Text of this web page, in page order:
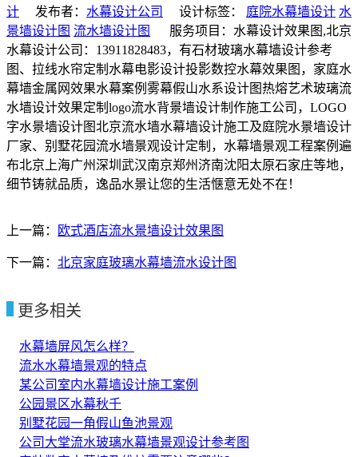
计 发布者： 水幕设计公司 设计标签： 庭院水幕墙设计 水
景墙设计图 流水墙设计图
服务项目：水幕设计效果图,北京
水幕设计公司：13911828483，有石材玻璃水幕墙设计参考
图、拉线水帘定制水幕电影设计投影数控水幕效果图，家庭水
幕墙金属网效果水幕案例雾幕假山水系设计图热熔艺术玻璃流
水墙设计效果定制logo流水背景墙设计制作施工公司，LOGO
字水景墙设计图北京流水墙水幕墙设计施工及庭院水景墙设计
厂家、别墅花园流水墙景观设计定制，水幕墙景观工程案例遍
布北京上海广州深圳武汉南京郑州济南沈阳太原石家庄等地，
细节铸就品质，逸品水景让您的生活惬意无处不在！
上一篇： 欧式酒店流水景墙设计效果图
下一篇： 北京家庭玻璃水幕墙流水设计图
更多相关
水幕墙屏风怎么样？
流水水幕墙景观的特点
某公司室内水幕墙设计施工案例
公园景区水幕秋千
别墅花园一角假山鱼池景观
公司大堂流水玻璃水幕墙景观设计参考图